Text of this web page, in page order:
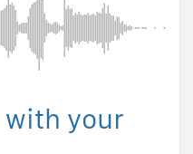
with your